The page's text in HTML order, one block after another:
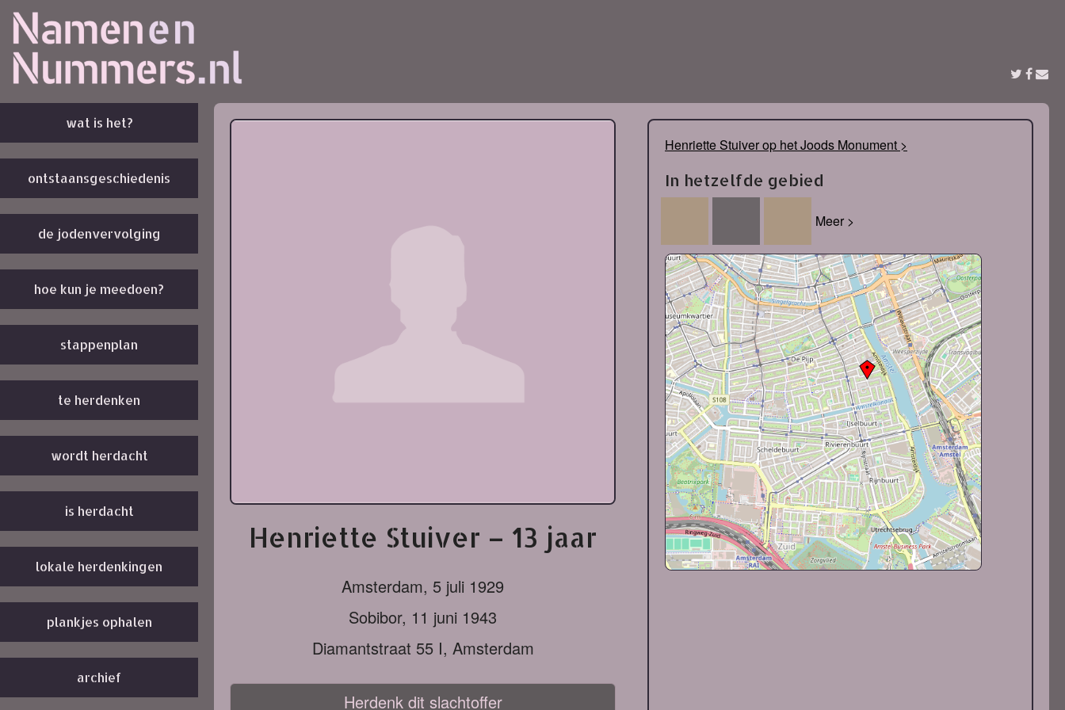
wat is het?
ontstaansgeschiedenis
de jodenvervolging
hoe kun je meedoen?
stappenplan
te herdenken
wordt herdacht
is herdacht
lokale herdenkingen
plankjes ophalen
archief
Henriette Stuiver – 13 jaar
Amsterdam, 5 juli 1929
Sobibor, 11 juni 1943
Diamantstraat 55 I, Amsterdam
Herdenk dit slachtoffer
Henriette Stuiver op het Joods Monument >
In hetzelfde gebied
Meer >